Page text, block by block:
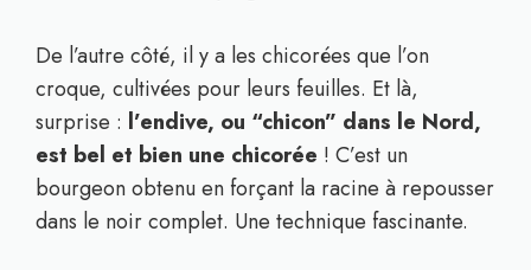
De l’autre côté, il y a les chicorées que l’on
croque, cultivées pour leurs feuilles. Et là,
surprise : l’endive, ou “chicon” dans le Nord,
est bel et bien une chicorée ! C’est un
bourgeon obtenu en forçant la racine à repousser
dans le noir complet. Une technique fascinante.